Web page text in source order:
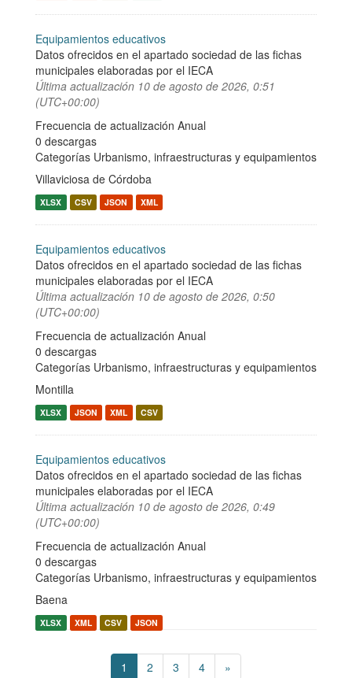
Equipamientos educativos
Datos ofrecidos en el apartado sociedad de las fichas
municipales elaboradas por el IECA
Última actualización 10 de agosto de 2026, 0:51
(UTC+00:00)
Frecuencia de actualización Anual
0 descargas
Categorías Urbanismo, infraestructuras y equipamientos
Villaviciosa de Córdoba
XLSX CSV JSON XML
Equipamientos educativos
Datos ofrecidos en el apartado sociedad de las fichas
municipales elaboradas por el IECA
Última actualización 10 de agosto de 2026, 0:50
(UTC+00:00)
Frecuencia de actualización Anual
0 descargas
Categorías Urbanismo, infraestructuras y equipamientos
Montilla
XLSX JSON XML CSV
Equipamientos educativos
Datos ofrecidos en el apartado sociedad de las fichas
municipales elaboradas por el IECA
Última actualización 10 de agosto de 2026, 0:49
(UTC+00:00)
Frecuencia de actualización Anual
0 descargas
Categorías Urbanismo, infraestructuras y equipamientos
Baena
XLSX XML CSV JSON
1 2 3 4 »